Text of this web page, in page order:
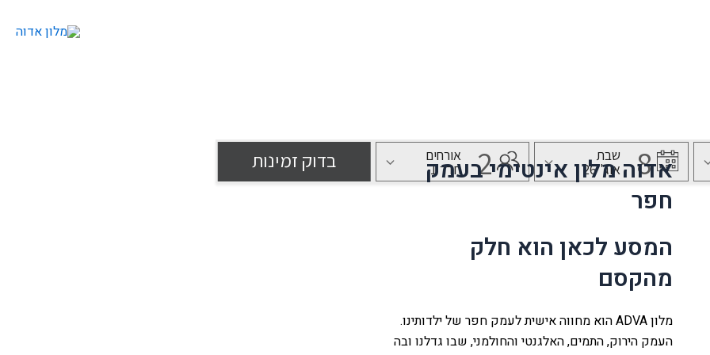
אדוה מלון אינטימי בעמק
חפר
המסע לכאן הוא חלק
מהקסם
מלון ADVA הוא מחווה אישית לעמק חפר של ילדותינו.
העמק הירוק, התמים, האלגנטי והחולמני, שבו גדלנו ובה
צור קשר